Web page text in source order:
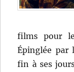
films pour
Épinglée par
fin à ses